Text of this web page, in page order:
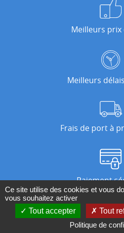
Meilleurs prix
Meilleurs
Frais de port à
Paiement
Nos
Ce site utilise des cookies et vous
vous souhaitez activer
Tout accepter
Tout
Politique de